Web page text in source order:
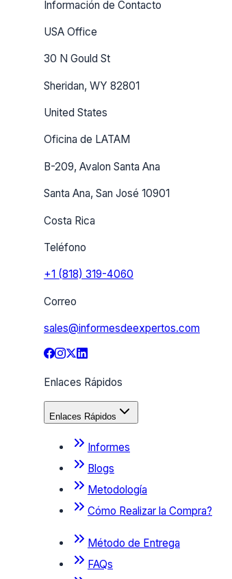
Información de Contacto
USA Office
30 N Gould St
Sheridan, WY 82801
United States
Oficina de LATAM
B-209, Avalon Santa Ana
Santa Ana, San José 10901
Costa Rica
Teléfono
+1 (818) 319-4060
Correo
sales@informesdeexpertos.com
Enlaces Rápidos
Enlaces Rápidos
Informes
Blogs
Metodología
Cómo Realizar la Compra?
Método de Entrega
FAQs